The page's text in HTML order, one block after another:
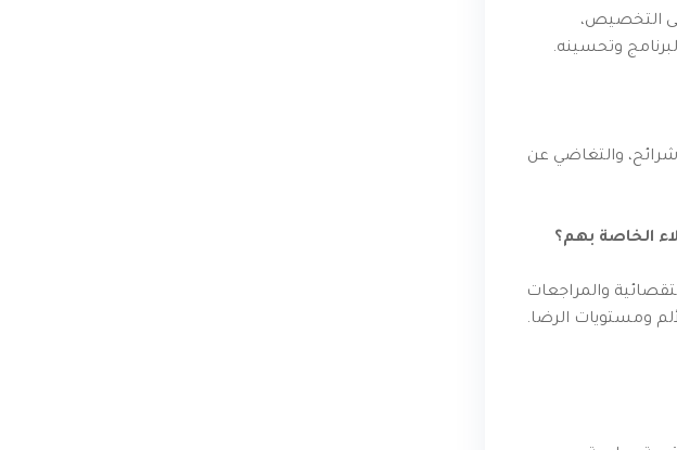
التخصيص،
وتحسينه.
والتغاضي عن
الخاصة بهم؟
والمراجعات
ومستويات الرضا.